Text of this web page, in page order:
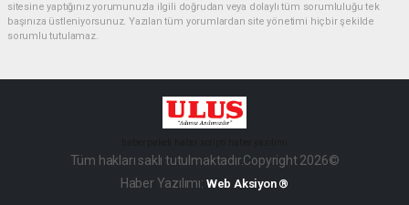
sitesine yaptığınız yorumunuzla ilgili doğrudan veya dolaylı tüm sorumluluğu tek
başınıza üstleniyorsunuz. Yazılan tüm yorumlardan site yönetimi hiçbir şekilde
sorumlu tutulamaz.
Tüm hakları saklı tutulmaktadır.Copyright 2026©
Haber Yazılımı: Web Aksiyon ®